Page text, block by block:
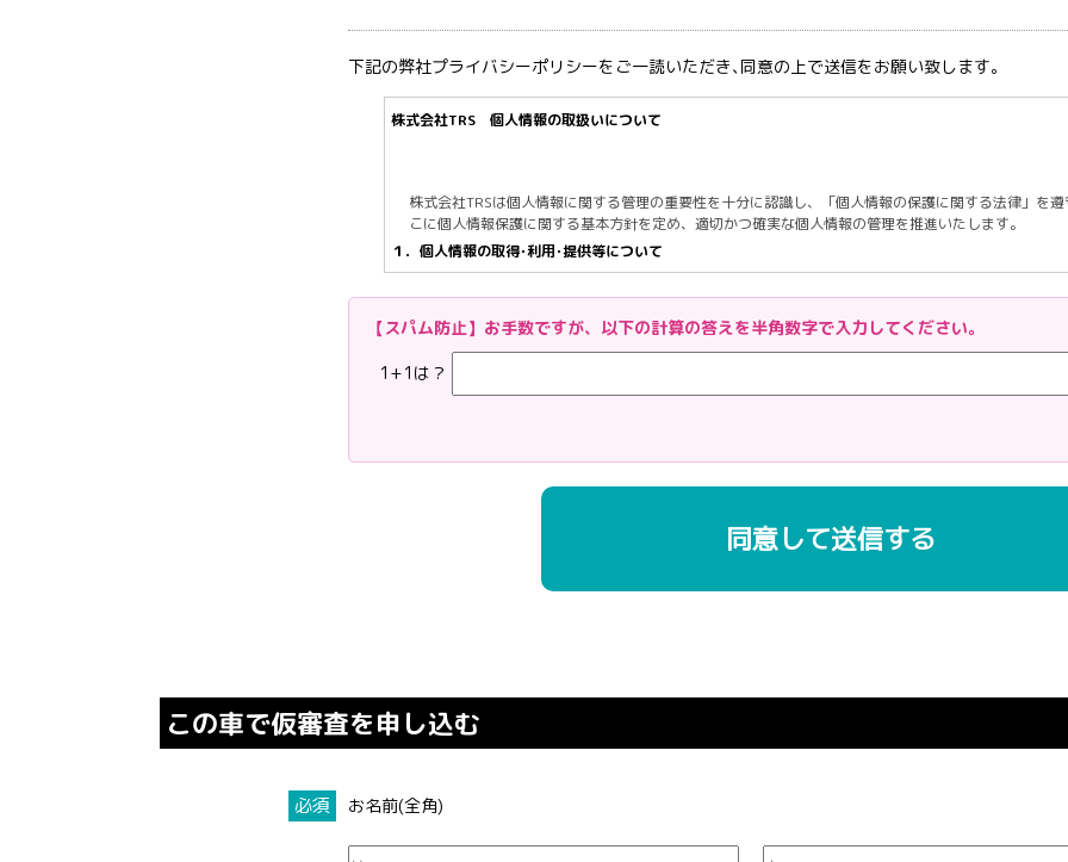
下記の弊社プライバシーポリシーをご一読いただき､同意の上で送信をお願い致します。
株式会社TRS 個人情報の取扱いについて
株式会社TRSは個人情報に関する管理の重要性を十分に認識し、「個人情報の保護に関する法律」を
こに個人情報保護に関する基本方針を定め、適切かつ確実な個人情報の管理を推進いたします。
１．個人情報の取得･利用･提供等について
(2)個人情報を利用する際は、本人に明示、通知、または公表した利用目的の範囲内に限定し、それに
なわないための措置を講じます。
(3)個人情報を第三者に提供またはその取扱いを委託する際は、本人が同意を与えた利用目的の範囲内
個人情報の正確性およびその利用の安全性を確保するため、情報セキュリティ対策を始めとする安全
報への不正アクセス、個人情報の漏洩、滅失または毀損等の的確な防止とセキュリティの是正に努め
本人からの苦情および相談があった場合には、適切かつ迅速に対応いたします。また、個人情報を提
株式会社TRS (本社)
〒700-0941 岡山市北区青江1丁目6-2
TEL：086-250-0277
【スパム防止】お手数ですが、以下の計算の答えを半角数字で入力してください。
1+1は？
この車で仮審査を申し込む
必須 お名前(全角)